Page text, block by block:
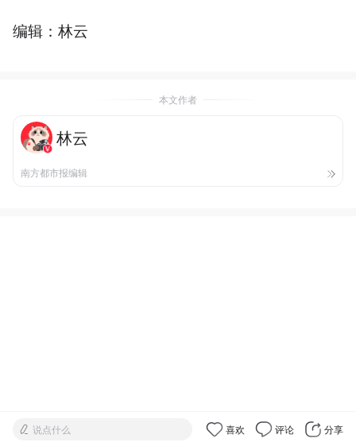
编辑：林云
本文作者
林云
南方都市报编辑
说点什么 喜欢 评论 分享